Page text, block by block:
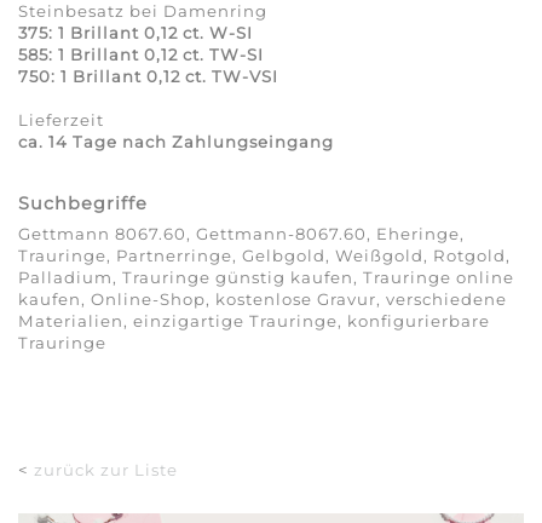
Steinbesatz bei Damenring
375: 1 Brillant 0,12 ct. W-SI
585: 1 Brillant 0,12 ct. TW-SI
750: 1 Brillant 0,12 ct. TW-VSI
Lieferzeit
ca. 14 Tage nach Zahlungseingang
Suchbegriffe
Gettmann 8067.60, Gettmann-8067.60, Eheringe,
Trauringe, Partnerringe, Gelbgold, Weißgold, Rotgold,
Palladium, Trauringe günstig kaufen, Trauringe online
kaufen, Online-Shop, kostenlose Gravur, verschiedene
Materialien, einzigartige Trauringe, konfigurierbare
Trauringe
< zurück zur Liste